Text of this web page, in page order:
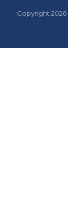
Copyright 2026